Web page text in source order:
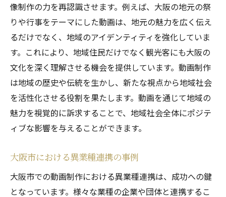
像制作の力を再認識させます。例えば、大阪の地元の祭
りや行事をテーマにした動画は、地元の魅力を広く伝え
るだけでなく、地域のアイデンティティを強化していま
す。これにより、地域住民だけでなく観光客にも大阪の
文化を深く理解させる機会を提供しています。動画制作
は地域の歴史や伝統を生かし、新たな視点から地域社会
を活性化させる役割を果たします。動画を通じて地域の
魅力を視覚的に訴求することで、地域社会全体にポジテ
ィブな影響を与えることができます。
大阪市における異業種連携の事例
大阪市での動画制作における異業種連携は、成功への鍵
となっています。様々な業種の企業や団体と連携するこ